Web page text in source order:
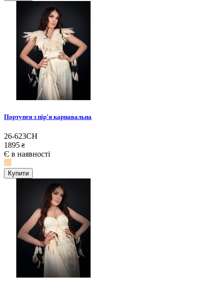
Портупея з пір'я карнавальна
26-623CH
1895 ₴
Є в наявності
Купити